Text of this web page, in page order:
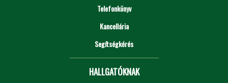
Telefonkönyv
Kancellária
Segítségkérés
HALLGATÓKNAK